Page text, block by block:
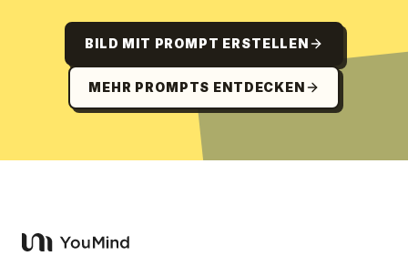
BILD MIT PROMPT ERSTELLEN
MEHR PROMPTS ENTDECKEN